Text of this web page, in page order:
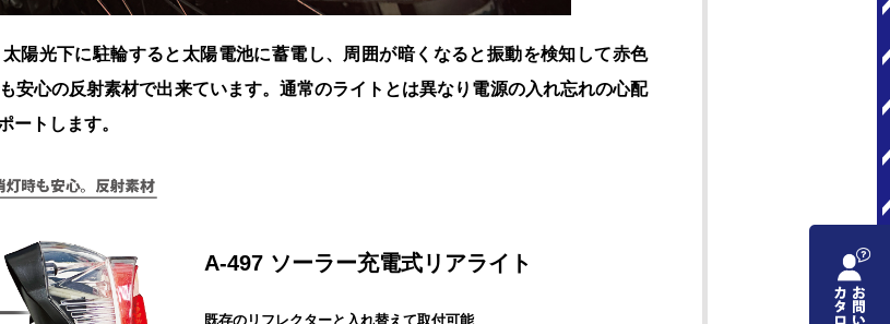
陽光下に駐輪すると太陽電池に蓄電し、周囲が暗くなると振動を検知して赤色
安心の反射素材で出来ています。通常のライトとは異なり電源の入れ忘れの心配
ートします。
A-497 ソーラー充電式リアライト
既存のリフレクターと入れ替えて取付可能